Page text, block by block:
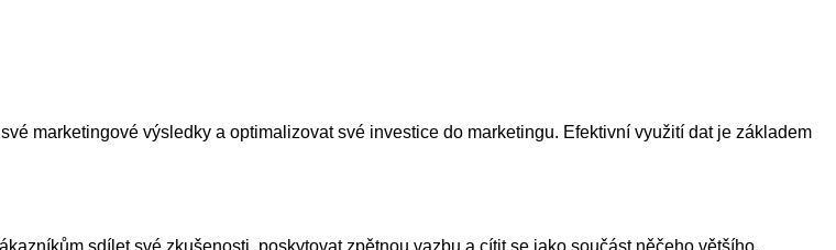
marketingové výsledky a optimalizovat své investice do marketingu. Efektivní využití dat je základem